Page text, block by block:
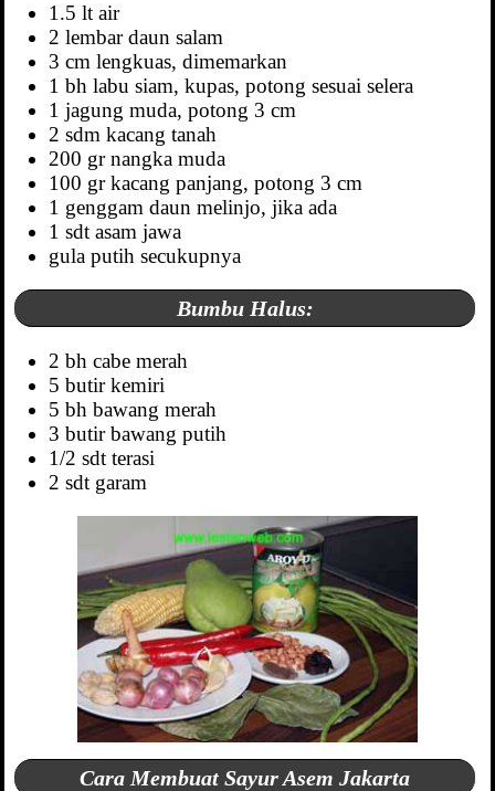
1.5 lt air
2 lembar daun salam
3 cm lengkuas, dimemarkan
1 bh labu siam, kupas, potong sesuai selera
1 jagung muda, potong 3 cm
2 sdm kacang tanah
200 gr nangka muda
100 gr kacang panjang, potong 3 cm
1 genggam daun melinjo, jika ada
1 sdt asam jawa
gula putih secukupnya
Bumbu Halus:
2 bh cabe merah
5 butir kemiri
5 bh bawang merah
3 butir bawang putih
1/2 sdt terasi
2 sdt garam
Cara Membuat Sayur Asem Jakarta